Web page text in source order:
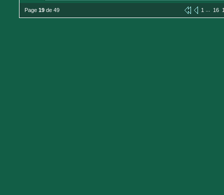
Page 19 de 49 1 ... 16